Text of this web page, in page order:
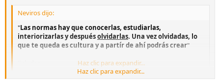
Neviros dijo:
"Las normas hay que conocerlas, estudiarlas,
interiorizarlas y despuésolvidarlas. Una vez olvidadas, lo
que te queda es cultura y a partír de ahí podrás crear"
Haz clic para expandir...
Haz clic para expandir...